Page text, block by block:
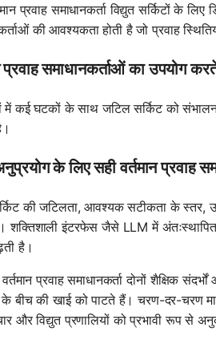
प्रवाह समाधानकर्ता विद्युत सर्किटों के
की आवश्यकता होती है जो प्रवाह
प्रवाह समाधानकर्ताओं का उपयोग
में कई घटकों के साथ जटिल सर्किट को
के लिए सही वर्तमान प्रवाह
की जटिलता, आवश्यक सटीकता के स्तर,
शक्तिशाली इंटरफेस जैसे LLM में
है।
प्रवाह समाधानकर्ता दोनों शैक्षिक
बीच की खाई को पाटते हैं। चरण-दर-चरण
और विद्युत प्रणालियों को प्रभावी रूप से